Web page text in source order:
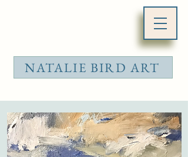
NATALIE BIRD ART